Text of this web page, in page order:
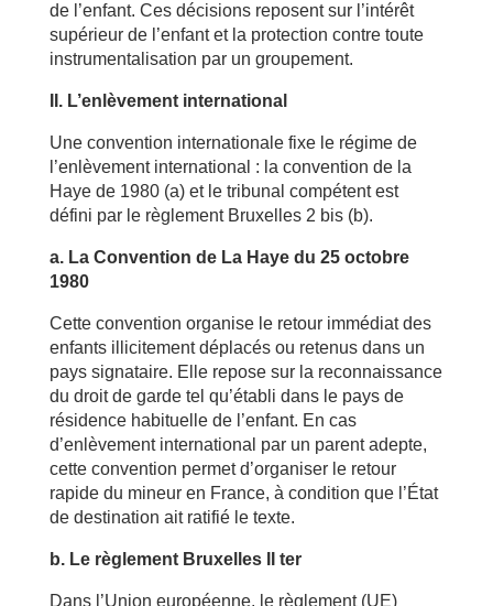
de l’enfant. Ces décisions reposent sur l’intérêt
supérieur de l’enfant et la protection contre toute
instrumentalisation par un groupement.
II. L’enlèvement international
Une convention internationale fixe le régime de
l’enlèvement international : la convention de la
Haye de 1980 (a) et le tribunal compétent est
défini par le règlement Bruxelles 2 bis (b).
a. La Convention de La Haye du 25 octobre
1980
Cette convention organise le retour immédiat des
enfants illicitement déplacés ou retenus dans un
pays signataire. Elle repose sur la reconnaissance
du droit de garde tel qu’établi dans le pays de
résidence habituelle de l’enfant. En cas
d’enlèvement international par un parent adepte,
cette convention permet d’organiser le retour
rapide du mineur en France, à condition que l’État
de destination ait ratifié le texte.
b. Le règlement Bruxelles II ter
Dans l’Union européenne, le règlement (UE)